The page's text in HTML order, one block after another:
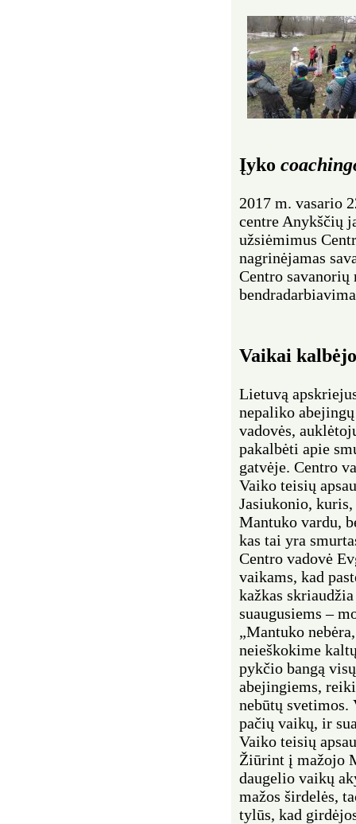
Įyko
2017 m. vasario
centre Anykščių
užsiėmimus
nagrinėjamas
Centro
Vaikai
Lietuvą
nepaliko
vadovės,
pakalbėti apie
gatvėje. Centro
Vaiko teisių
Jasiukonio,
Mantuko vardu,
kas tai yra
Centro vadovė
vaikams, kad
kažkas
suaugusiems –
„Mantuko
neieškokime
pykčio bangą
abejingiems,
nebūtų svetimos.
pačių vaikų, ir
Vaiko teisių
Žiūrint į mažojo
daugelio vaikų
mažos širdelės,
tylūs, kad